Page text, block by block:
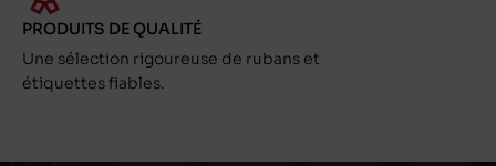
PRODUITS DE QUALITÉ
Une sélection rigoureuse de rubans et
étiquettes fiables.